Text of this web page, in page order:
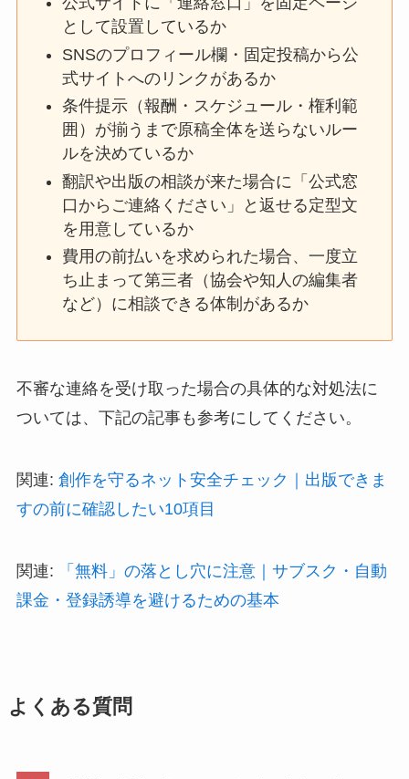
として設置しているか
SNSのプロフィール欄・固定投稿から公
式サイトへのリンクがあるか
条件提示（報酬・スケジュール・権利範
囲）が揃うまで原稿全体を送らないルー
ルを決めているか
翻訳や出版の相談が来た場合に「公式窓
口からご連絡ください」と返せる定型文
を用意しているか
費用の前払いを求められた場合、一度立
ち止まって第三者（協会や知人の編集者
など）に相談できる体制があるか
不審な連絡を受け取った場合の具体的な対処法に
ついては、下記の記事も参考にしてください。
関連: 創作を守るネット安全チェック｜出版できま
すの前に確認したい10項目
関連:
「無料」の落とし穴に注意｜サブスク・自動
課金・登録誘導を避けるための基本
よくある質問